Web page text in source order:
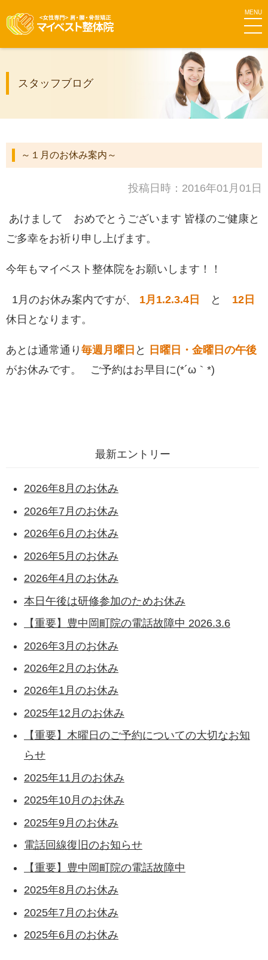
ト整体院
グループ
スタッフブログ
～１月のお休み案内～
投稿日時：2016年01月01日
あけまして おめでとうございます 皆様のご健康と
ご多幸をお祈り申し上げます。
今年もマイベスト整体院をお願いします！！
1月のお休み案内ですが、 1月1.2.3.4日 と 12日
休日となります。
あとは通常通り 毎週月曜日 と
日曜日・金曜日の午後
がお休みです。 ご予約はお早目に(*´ω｀*)
最新エントリー
2026年8月のお休み
2026年7月のお休み
2026年6月のお休み
2026年5月のお休み
2026年4月のお休み
本日午後は研修参加のためお休み
【重要】豊中岡町院の電話故障中 2026.3.6
2026年3月のお休み
2026年2月のお休み
2026年1月のお休み
2025年12月のお休み
【重要】木曜日のご予約についての大切なお知
らせ
2025年11月のお休み
2025年10月のお休み
2025年9月のお休み
電話回線復旧のお知らせ
【重要】豊中岡町院の電話故障中
2025年8月のお休み
2025年7月のお休み
2025年6月のお休み